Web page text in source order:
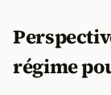
régime